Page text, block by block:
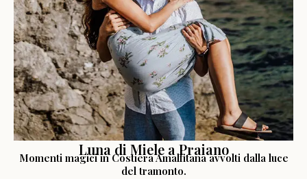
LEGGI LA STORIA
Luna di Miele a Praiano
Momenti magici in Costiera Amalfitana avvolti dalla luce
del tramonto.